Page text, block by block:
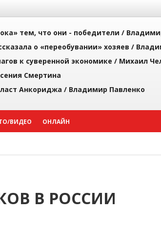
тем, что они - победители /
о «переобувании» хозяев /
к суверенной экономике / Михаил
Смертина
Анкориджа / Владимир Павленко
ВИДЕО ОНЛАЙН
В РОССИИ